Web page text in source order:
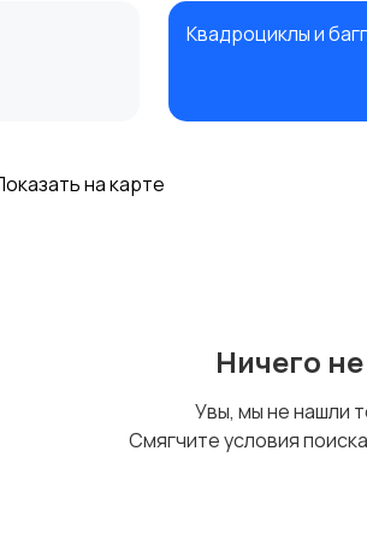
Квадроциклы и
на карте
Ничего
Увы, мы не нашли
Смягчите условия